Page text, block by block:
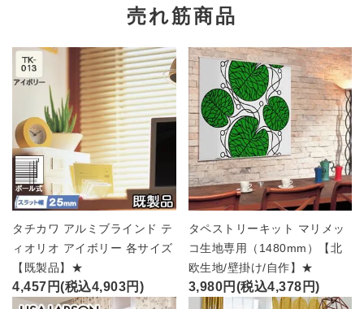
売れ筋商品
タチカワ アルミブラインド テ
ィオリオ アイボリー 各サイズ
【既製品】★
4,457円(税込4,903円)
タペストリーキット マリメッ
コ生地専用（1480mm）【北
欧生地/壁掛け/自作】★
3,980円(税込4,378円)